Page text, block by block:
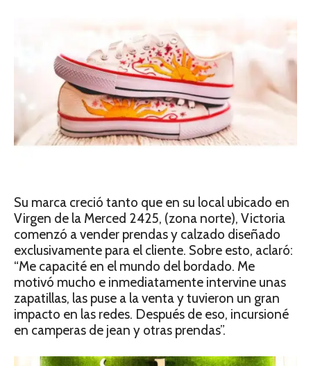
Su marca creció tanto que en su local ubicado en
Virgen de la Merced 2425, (zona norte), Victoria
comenzó a vender prendas y calzado diseñado
exclusivamente para el cliente. Sobre esto, aclaró:
“Me capacité en el mundo del bordado. Me
motivó mucho e inmediatamente intervine unas
zapatillas, las puse a la venta y tuvieron un gran
impacto en las redes. Después de eso, incursioné
en camperas de jean y otras prendas”.